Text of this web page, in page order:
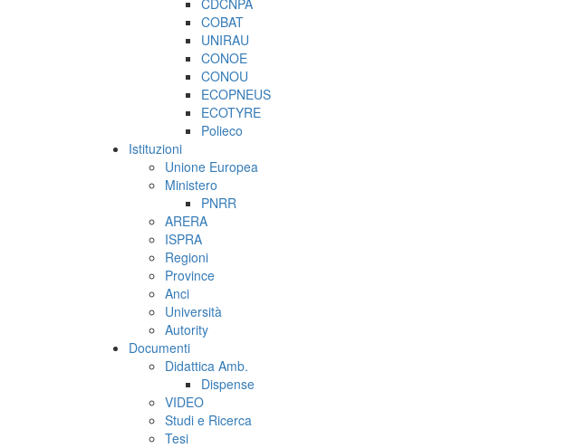
COBAT
UNIRAU
CONOE
CONOU
ECOPNEUS
ECOTYRE
Polieco
Istituzioni
Unione Europea
Ministero
PNRR
ARERA
ISPRA
Regioni
Province
Anci
Università
Autority
Documenti
Didattica Amb.
Dispense
VIDEO
Studi e Ricerca
Tesi